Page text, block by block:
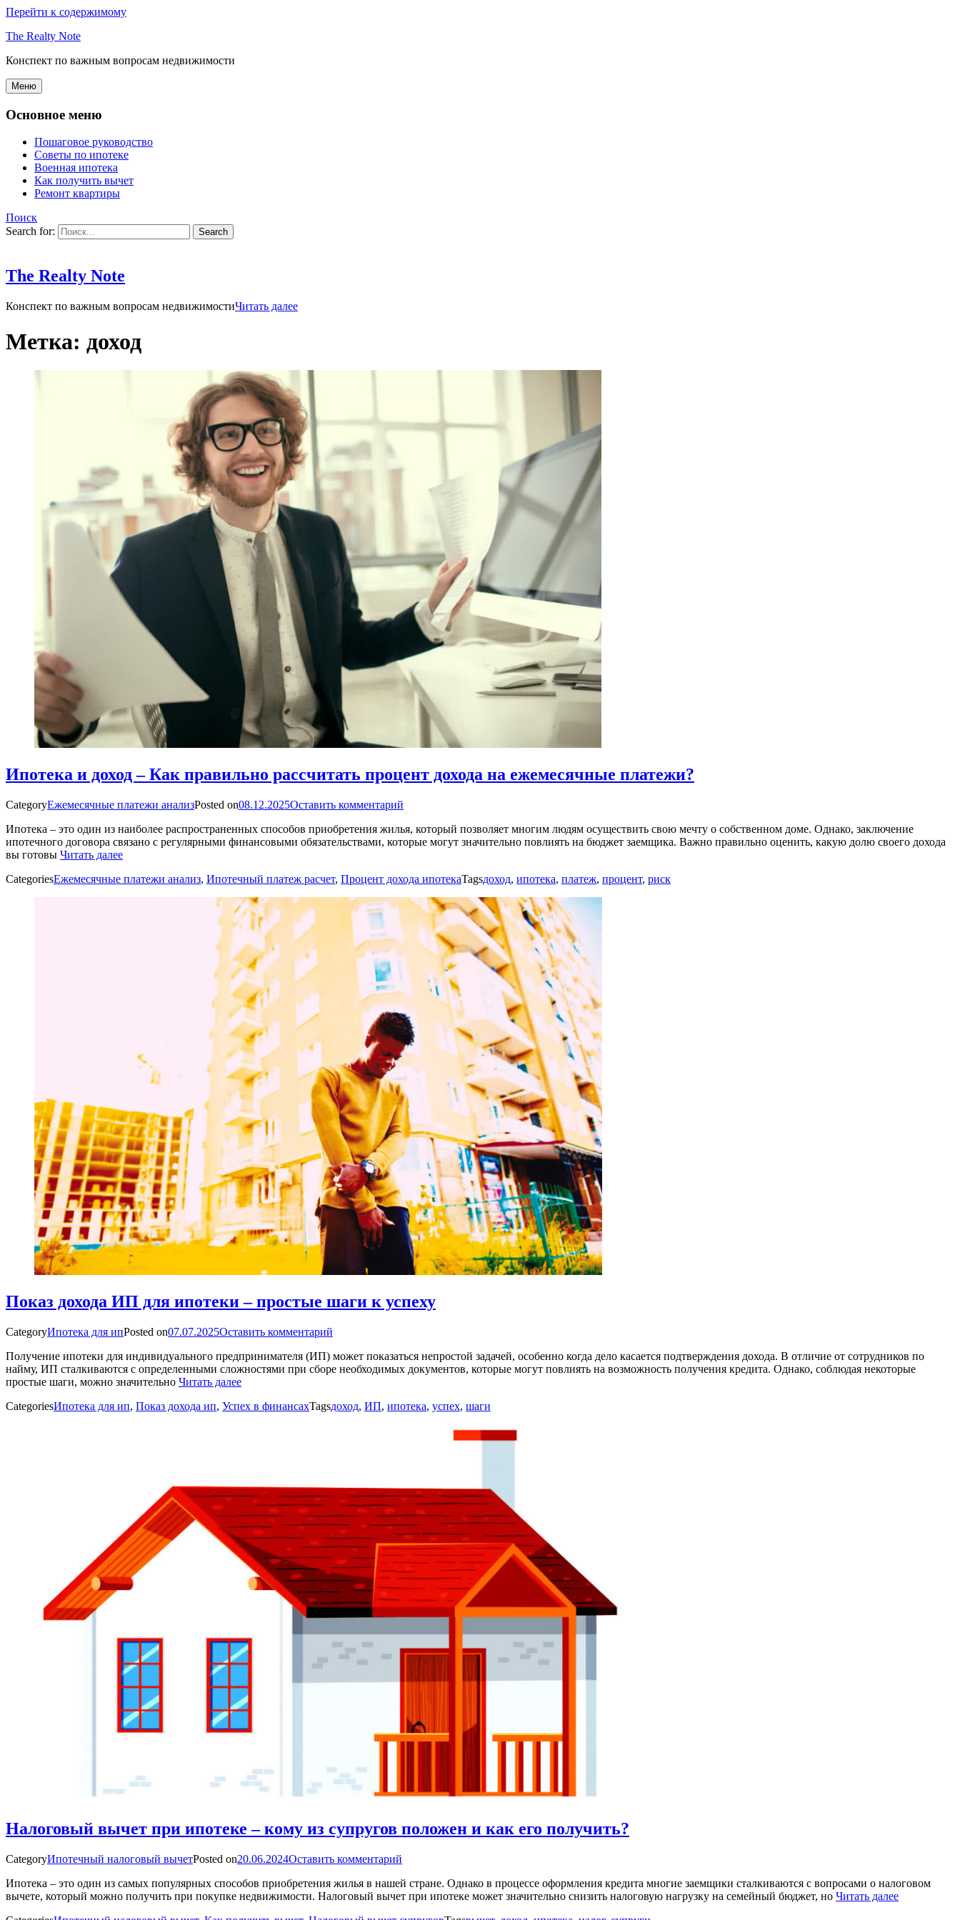
Перейти к содержимому
The Realty Note
Конспект по важным вопросам недвижимости
Меню
Основное меню
Пошаговое руководство
Советы по ипотеке
Военная ипотека
Как получить вычет
Ремонт квартиры
Поиск
Search for:
The Realty Note
Конспект по важным вопросам недвижимостиЧитать далее
Метка: доход
Ипотека и доход – Как правильно рассчитать процент дохода на ежемесячные платежи?
CategoryЕжемесячные платежи анализPosted on08.12.2025Оставить комментарий
Ипотека – это один из наиболее распространенных способов приобретения жилья, который позволяет многим людям осуществить свою мечту о собственном доме. Однако, заключение
ипотечного договора связано с регулярными финансовыми обязательствами, которые могут значительно повлиять на бюджет заемщика. Важно правильно оценить, какую долю своего дохода
вы готовы Читать далее
CategoriesЕжемесячные платежи анализ, Ипотечный платеж расчет, Процент дохода ипотекаTagsдоход, ипотека, платеж, процент, риск
Показ дохода ИП для ипотеки – простые шаги к успеху
CategoryИпотека для ипPosted on07.07.2025Оставить комментарий
Получение ипотеки для индивидуального предпринимателя (ИП) может показаться непростой задачей, особенно когда дело касается подтверждения дохода. В отличие от сотрудников по
найму, ИП сталкиваются с определенными сложностями при сборе необходимых документов, которые могут повлиять на возможность получения кредита. Однако, соблюдая некоторые
простые шаги, можно значительно Читать далее
CategoriesИпотека для ип, Показ дохода ип, Успех в финансахTagsдоход, ИП, ипотека, успех, шаги
Налоговый вычет при ипотеке – кому из супругов положен и как его получить?
CategoryИпотечный налоговый вычетPosted on20.06.2024Оставить комментарий
Ипотека – это один из самых популярных способов приобретения жилья в нашей стране. Однако в процессе оформления кредита многие заемщики сталкиваются с вопросами о налоговом
вычете, который можно получить при покупке недвижимости. Налоговый вычет при ипотеке может значительно снизить налоговую нагрузку на семейный бюджет, но Читать далее